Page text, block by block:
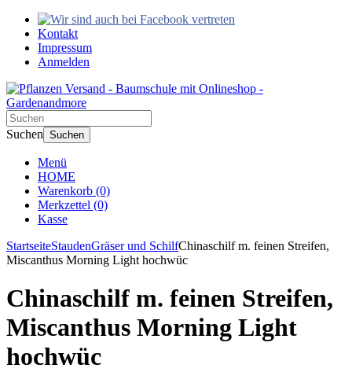
Kontakt
Impressum
Anmelden
Suchen Suchen
Menü
HOME
Warenkorb (0)
Merkzettel (0)
Kasse
StartseiteStaudenGräser und SchilfChinaschilf m. feinen Streifen,
Miscanthus Morning Light hochwüc
Chinaschilf m. feinen Streifen,
Miscanthus Morning Light
hochwüc